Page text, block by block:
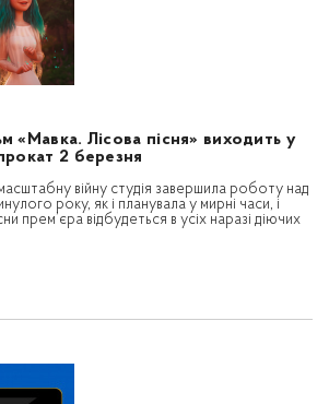
«Мавка. Лісова пісня» виходить у
2 березня
війну студія завершила роботу над
року, як і планувала у мирні часи, і
прем’єра відбудеться в усіх наразі діючих